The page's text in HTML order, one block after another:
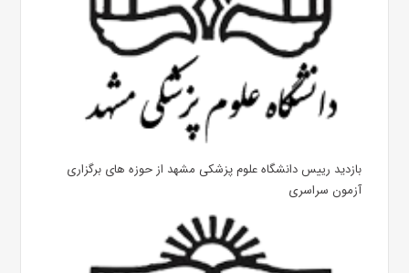
بازدید رییس دانشگاه علوم پزشکی مشهد از حوزه های برگزاری
آزمون سراسری